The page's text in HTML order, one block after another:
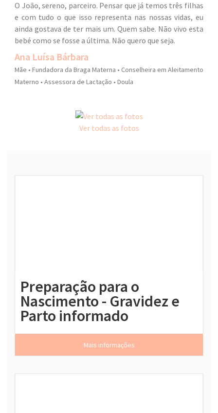
O João, sereno, parceiro. Pensar que já temos três filhas
e com tudo o que isso representa nas nossas vidas, eu
ainda gostava de ter mais um. Quem sabe. Não vivo esta
bebé como se fosse a última. Não quero que seja.
Ana Luísa Bárbara
Mãe • Fundadora da Braga Materna • Conselheira em Aleitamento
Materno • Assessora de Lactação • Doula
Ver todas as fotos
Preparação para o
Nascimento - Gravidez e
Parto informado
Mais informações